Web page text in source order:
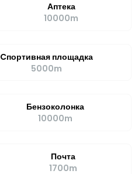
Аптека
10000m
Cпортивная площадка
5000m
Бензоколонка
10000m
Почта
1700m